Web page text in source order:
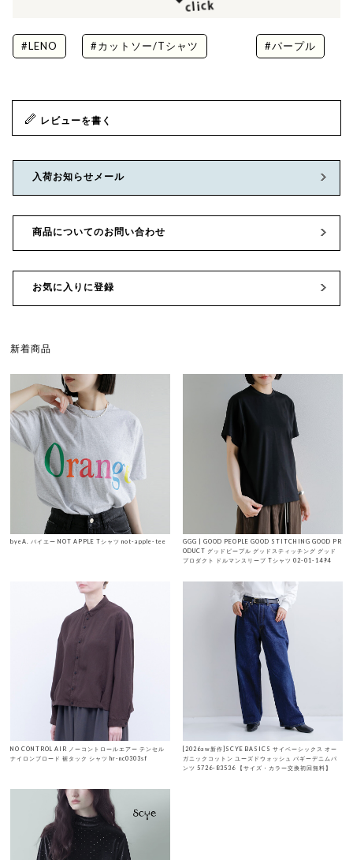
#LENO #カットソー/Tシャツ #パープル
レビューを書く
入荷お知らせメール
商品についてのお問い合わせ
お気に入りに登録
新着商品
byeA. バイエー NOT APPLE Tシャツ not-apple-tee
GGG | GOOD PEOPLE GOOD STITCHING GOOD PR
ODUCT グッドピープル グッドスティッチング グッド
プロダクト ドルマンスリーブ Tシャツ 02-01-1494
NO CONTROL AIR ノーコントロールエアー テンセル
ナイロンブロード 裾タック シャツ hr-nc0303sf
[2026aw新作]SCYE BASICS サイベーシックス オー
ガニックコットン ユーズドウォッシュ バギーデニムパ
ンツ 5726-83536 【サイズ・カラー交換初回無料】